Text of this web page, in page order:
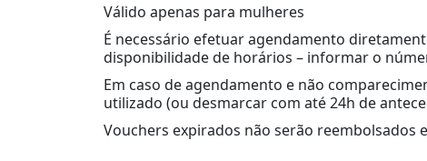
Válido apenas para mulheres
É necessário efetuar agendamento
disponibilidade de horários – informar o
Em caso de agendamento e não
utilizado (ou desmarcar com até 24h de
Vouchers expirados não serão reembolsados